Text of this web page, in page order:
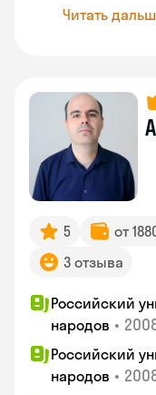
Читать
5 от
3 отзыва
Российский
народов •
Российский
народов •